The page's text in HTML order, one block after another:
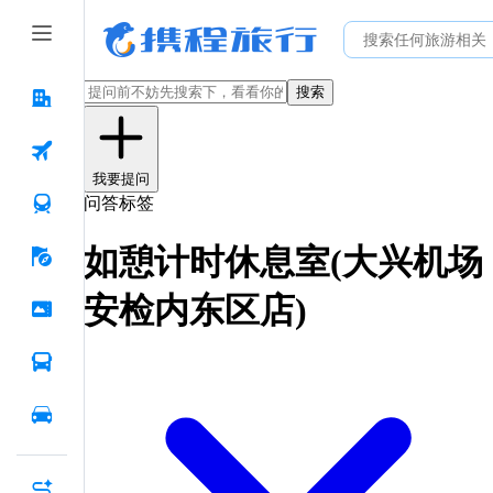
搜索
我要提问
问答标签
如憩计时休息室(大兴机场
安检内东区店)